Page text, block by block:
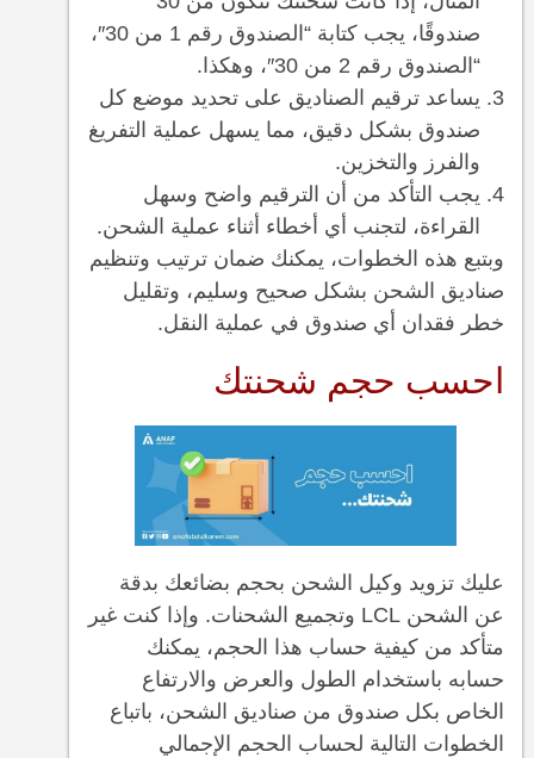
صندوقًا، يجب كتابة “الصندوق رقم 1 من 30″،
“الصندوق رقم 2 من 30″، وهكذا.
يساعد ترقيم الصناديق على تحديد موضع كل
صندوق بشكل دقيق، مما يسهل عملية التفريغ
والفرز والتخزين.
يجب التأكد من أن الترقيم واضح وسهل
القراءة، لتجنب أي أخطاء أثناء عملية الشحن.
وبتبع هذه الخطوات، يمكنك ضمان ترتيب وتنظيم
صناديق الشحن بشكل صحيح وسليم، وتقليل
خطر فقدان أي صندوق في عملية النقل.
احسب حجم شحنتك
عليك تزويد وكيل الشحن بحجم بضائعك بدقة
عن الشحن LCL وتجميع الشحنات. وإذا كنت غير
متأكد من كيفية حساب هذا الحجم، يمكنك
حسابه باستخدام الطول والعرض والارتفاع
الخاص بكل صندوق من صناديق الشحن، باتباع
الخطوات التالية لحساب الحجم الإجمالي